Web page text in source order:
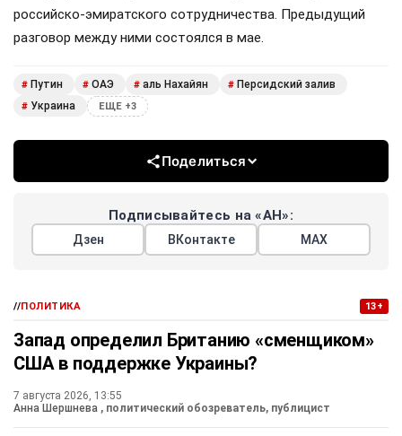
российско-эмиратского сотрудничества. Предыдущий
разговор между ними состоялся в мае.
# Путин # ОАЭ # аль Нахайян # Персидский залив
# Украина ЕЩЕ +3
Поделиться
Подписывайтесь на «АН»:
Дзен ВКонтакте МАХ
//ПОЛИТИКА 13+
Запад определил Британию «сменщиком»
США в поддержке Украины?
7 августа 2026, 13:55
Анна Шершнева , политический обозреватель, публицист